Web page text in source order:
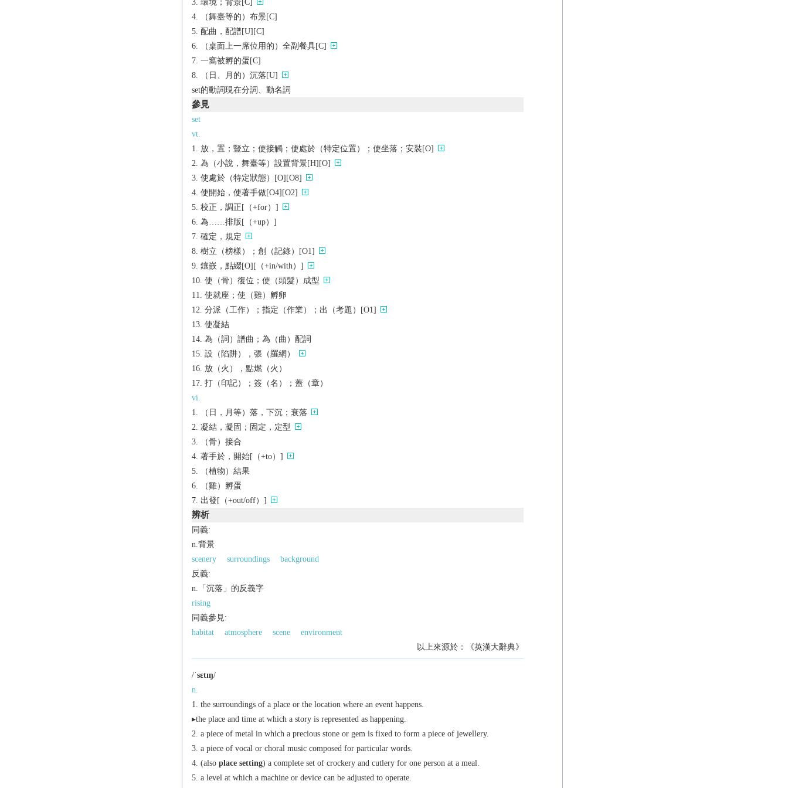
環境；背景[C]
（舞臺等的）布景[C]
配曲，配譜[U][C]
（桌面上一席位用的）全副餐具[C]
一窩被孵的蛋[C]
（日、月的）沉落[U]
set的動詞現在分詞、動名詞
參見
set
vt.
放，置；豎立；使接觸；使處於（特定位置）；使坐落；安裝[O]
為（小說，舞臺等）設置背景[H][O]
使處於（特定狀態）[O][O8]
使開始，使著手做[O4][O2]
校正，調正[（+for）]
為……排版[（+up）]
確定，規定
樹立（榜樣）；創（記錄）[O1]
鑲嵌，點綴[O][（+in/with）]
使（骨）復位；使（頭髮）成型
使就座；使（雞）孵卵
分派（工作）；指定（作業）；出（考題）[O1]
使凝結
為（詞）譜曲；為（曲）配詞
設（陷阱），張（羅網）
放（火），點燃（火）
打（印記）；簽（名）；蓋（章）
vi.
（日，月等）落，下沉；衰落
凝結，凝固；固定，定型
（骨）接合
著手於，開始[（+to）]
（植物）結果
（雞）孵蛋
出發[（+out/off）]
辨析
同義:
n.背景
scenery
surroundings
background
反義:
n.「沉落」的反義字
rising
同義參見:
habitat
atmosphere scene
environment
以上來源於：《英漢大辭典》
/ˈsɛtɪŋ/
n.
the surroundings of a place or the location where an event happens.
▸the place and time at which a story is represented as happening.
a piece of metal in which a precious stone or gem is fixed to form a piece of jewellery.
a piece of vocal or choral music composed for particular words.
(also place setting) a complete set of crockery and cutlery for one person at a meal.
a level at which a machine or device can be adjusted to operate.